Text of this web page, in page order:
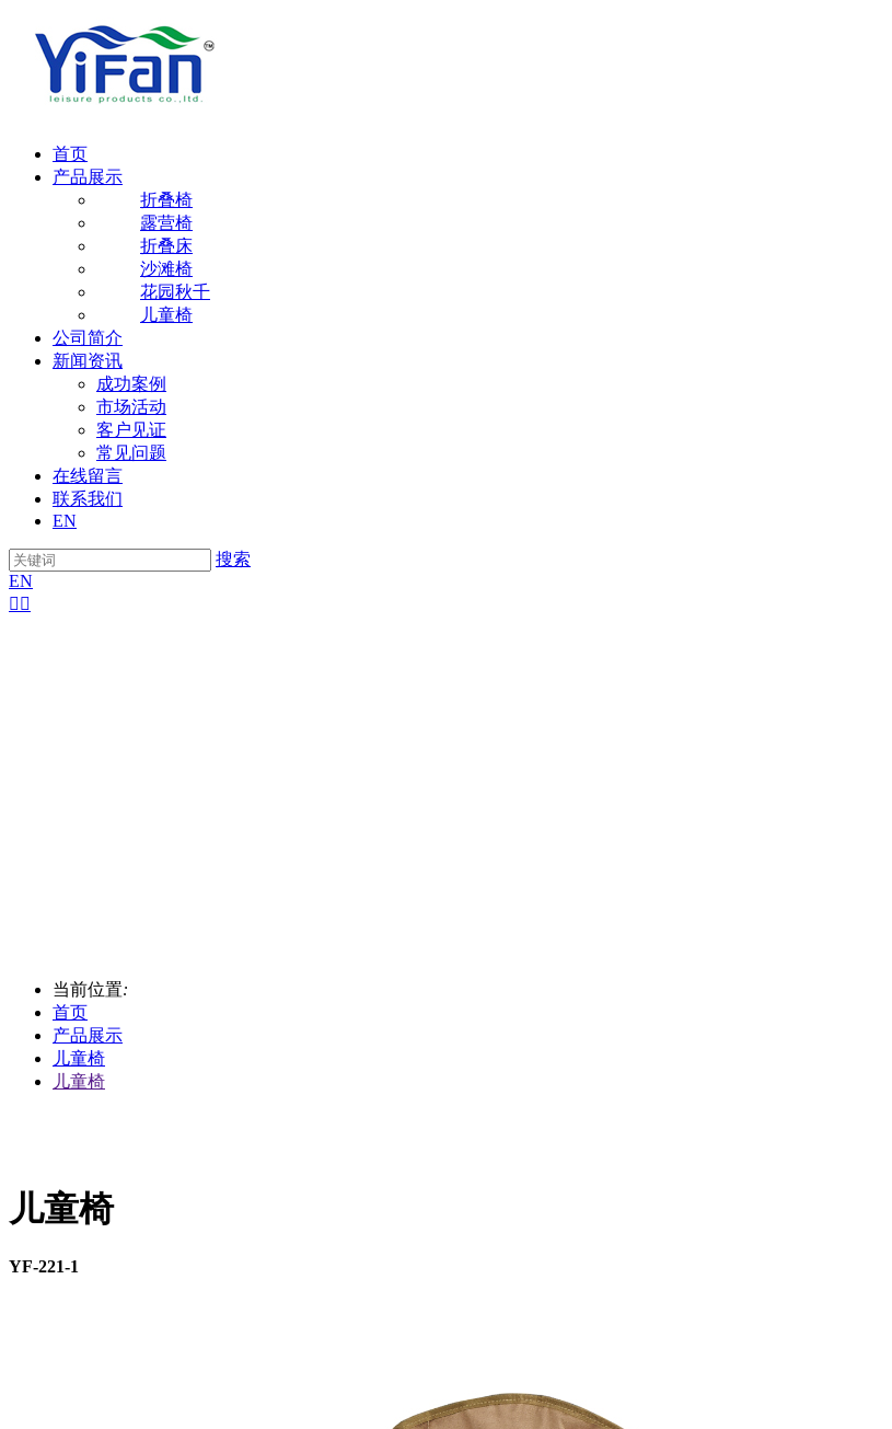
首页
产品展示
折叠椅
露营椅
折叠床
沙滩椅
花园秋千
儿童椅
公司简介
新闻资讯
成功案例
市场活动
客户见证
常见问题
在线留言
联系我们
EN
搜索
EN
 
当前位置:
首页
产品展示
儿童椅
儿童椅
儿童椅
YF-221-1